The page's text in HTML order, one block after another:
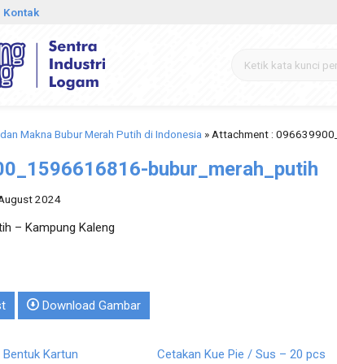
Kontak
Makna Bubur Merah Putih di Indonesia » Attachment :
bubur_merah_putih
2024
– Kampung Kaleng
Download Gambar
Kartun Cetakan Kue Pie / Sus – 20 pcs